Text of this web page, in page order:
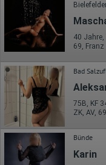
69, Franz
Bad
75B, KF
ZK, AV,
Bünde
Karin